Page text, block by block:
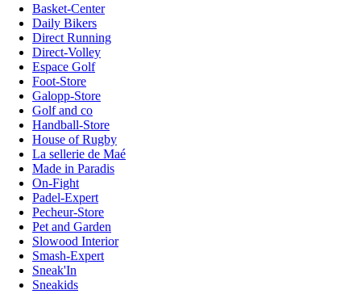
Basket-Center
Daily Bikers
Direct Running
Direct-Volley
Espace Golf
Foot-Store
Galopp-Store
Golf and co
Handball-Store
House of Rugby
La sellerie de Maé
Made in Paradis
On-Fight
Padel-Expert
Pecheur-Store
Pet and Garden
Slowood Interior
Smash-Expert
Sneak'In
Sneakids